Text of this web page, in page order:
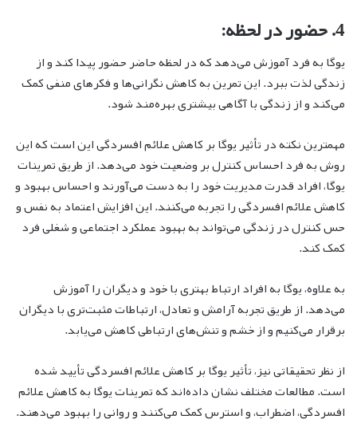
4. حضور در لحظه:
یوگا به فرد آموزش می‌دهد که در لحظه حاضر حضور پیدا کند و از
زندگی لذت ببرد. این تمرین به کاهش نگرانی‌ها و فکرهای منفی کمک
می‌کند و از زندگی با آگاهی بیشتری بهره‌مند شود.
مهمترین نکته در تأثیر یوگا بر کاهش علائم افسردگی این است که این
روش به فرد احساس کنترل بر وضعیت خود می‌دهد. از طریق تمرینات
یوگا، افراد قدرت مدیریت خود را به دست می‌آورند و احساس بهبود و
کاهش علائم افسردگی را تجربه می‌کنند. این افزایش اعتماد به نفس و
حس کنترل در زندگی می‌تواند به بهبود عملکرد اجتماعی و شغلی فرد
کمک کند.
به علاوه، یوگا به افراد ارتباط بهتری با خود و دیگران را آموزش
می‌دهد. از طریق تجربه آرامش و تعادل، ارتباطات مثبت‌تری با دیگران
برقرار می‌کنیم و از خشم و تنش‌های ارتباطی کاهش می‌یابد.
از نظر تحقیقاتی نیز، تأثیر یوگا بر کاهش علائم افسردگی تأیید شده
است. مطالعات مختلف نشان داده‌اند که تمرینات یوگا به کاهش علائم
افسردگی، اضطراب، و استرس کمک می‌کنند و روانی را بهبود می‌دهند.